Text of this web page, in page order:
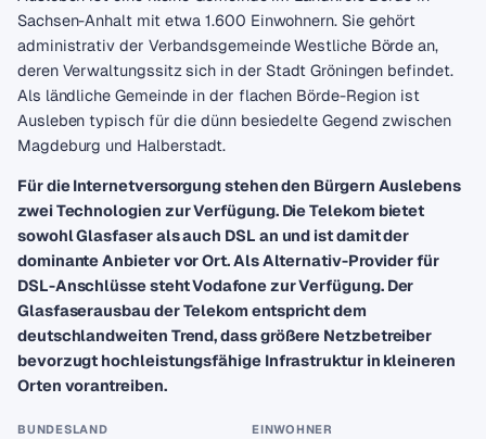
Sachsen-Anhalt mit etwa 1.600 Einwohnern. Sie gehört
administrativ der Verbandsgemeinde Westliche Börde an,
deren Verwaltungssitz sich in der Stadt Gröningen befindet.
Als ländliche Gemeinde in der flachen Börde-Region ist
Ausleben typisch für die dünn besiedelte Gegend zwischen
Magdeburg und Halberstadt.
Für die Internetversorgung stehen den Bürgern Auslebens
zwei Technologien zur Verfügung. Die Telekom bietet
sowohl Glasfaser als auch DSL an und ist damit der
dominante Anbieter vor Ort. Als Alternativ-Provider für
DSL-Anschlüsse steht Vodafone zur Verfügung. Der
Glasfaserausbau der Telekom entspricht dem
deutschlandweiten Trend, dass größere Netzbetreiber
bevorzugt hochleistungsfähige Infrastruktur in kleineren
Orten vorantreiben.
BUNDESLAND EINWOHNER